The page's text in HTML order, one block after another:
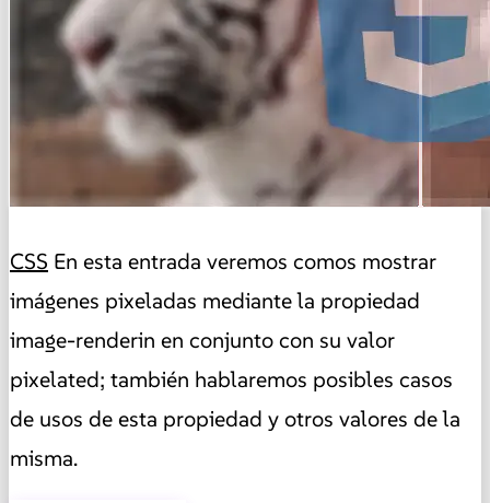
CSS En esta entrada veremos comos mostrar
imágenes pixeladas mediante la propiedad
image-renderin en conjunto con su valor
pixelated; también hablaremos posibles casos
de usos de esta propiedad y otros valores de la
misma.